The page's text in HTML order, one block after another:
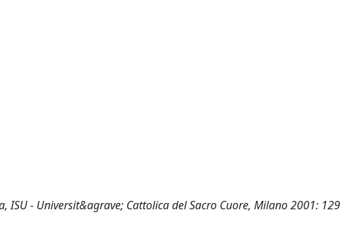
- Universit&agrave; Cattolica del Sacro Cuore, Milano 2001: 129